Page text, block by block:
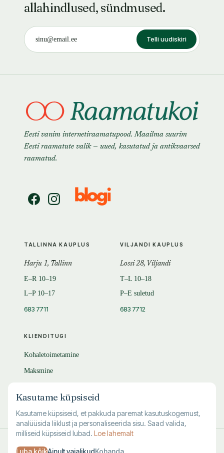
allahindlused, sündmused.
Telli uudiskiri
Eesti vanim internetiraamatupood. Maailma suurim
Eesti raamatute valik — uued, kasutatud ja antikvaarsed
raamatud.
KLIENDITUGI
Kohaletoimetamine
Maksmine
KKK
TALLINNA KAUPLUS
Harju 1, Tallinn
E–R 10–19
L–P 10–17
683 7711
VILJANDI KAUPLUS
Lossi 28, Viljandi
T–L 10–18
P–E suletud
683 7712
Kasutame küpsiseid
Kasutame küpsiseid, et pakkuda paremat kasutuskogemust,
analüüsida liiklust ja personaliseerida sisu. Saad valida,
milliseid küpsiseid lubad. Loe lahemalt
Luba kõikAinult vajalikudKohanda